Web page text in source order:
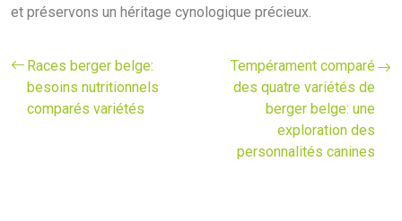
et préservons un héritage cynologique précieux.
Races berger belge:
besoins nutritionnels
comparés variétés
Tempérament comparé
des quatre variétés de
berger belge: une
exploration des
personnalités canines